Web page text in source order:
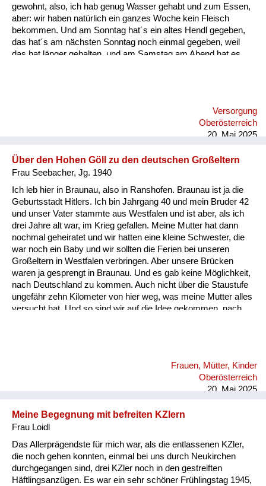
gewohnt, also, ich hab genug Wasser gehabt und zum Essen,
aber: wir haben natürlich ein ganzes Woche kein Fleisch
bekommen. Und am Sonntag hat´s ein altes Hendl gegeben,
das hat´s am nächsten Sonntag noch einmal gegeben, weil
das hat länger gehalten, und am Samstag am Abend hat es
Bub mit der Zunge allweil die Braunschweiger Radln vor mich
hingeschoben hab übers Brot, und ganz zum Schluss, wenn
Versorgung
Oberösterreich
20. Mai 2025
Über den Hohen Göll zu den deutschen Großeltern
Frau Seebacher, Jg. 1940
Ich leb hier in Braunau, also in Ranshofen. Braunau ist ja die
Geburtsstadt Hitlers. Ich bin Jahrgang 40 und mein Bruder 42
und unser Vater stammte aus Westfalen und ist aber, als ich
drei Jahre alt war, im Krieg gefallen. Meine Mutter hat dann
nochmal geheiratet und wir hatten eine kleine Schwester, die
war noch ein Baby und wir sollten die Ferien bei unseren
Großeltern in Westfalen verbringen. Aber unsere Brücken
waren ja gesprengt in Braunau. Und es gab keine Möglichkeit,
nach Deutschland zu kommen. Auch nicht über die Staustufe
ungefähr zehn Kilometer von hier weg, was meine Mutter alles
versucht hat. Und so sind wir auf die Idee gekommen, nach
war das Purtschellerhaus. Und da haben sich viele Menschen
Frauen, Mütter, Kinder
Oberösterreich
20. Mai 2025
Meine Begegnung mit befreiten KZlern
Frau Loidl
Das Allerprägendste für mich war, als die entlassenen KZler,
die noch gehen konnten, einmal bei uns durch Neukirchen
durchgegangen sind, drei KZler noch in den gestreiften
Häftlingsanzügen. Es war ein sehr schöner Frühlingstag 1945,